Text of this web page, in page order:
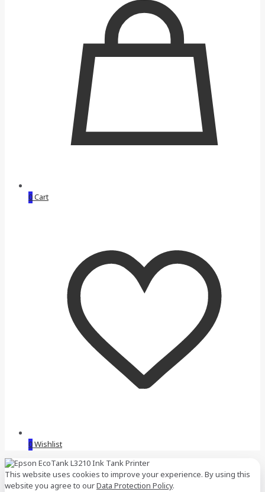
0Cart
0Wishlist
This website uses cookies to improve your experience. By using this
website you agree to ourData Protection Policy.